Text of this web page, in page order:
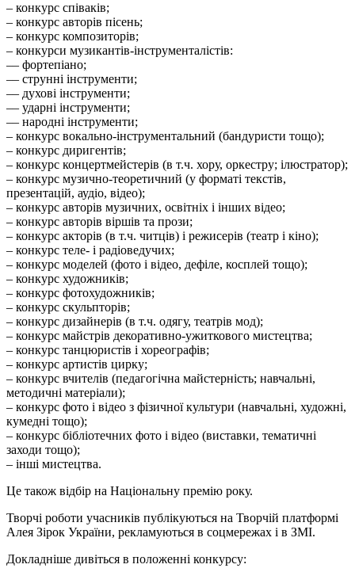
– конкурс співаків;
– конкурс авторів пісень;
– конкурс композиторів;
– конкурси музикантів-інструменталістів:
–– фортепіано;
–– струнні інструменти;
–– духові інструменти;
–– ударні інструменти;
–– народні інструменти;
– конкурс вокально-інструментальний (бандуристи тощо);
– конкурс диригентів;
– конкурс концертмейстерів (в т.ч. хору, оркестру; ілюстратор);
– конкурс музично-теоретичний (у форматі текстів,
презентацій, аудіо, відео);
– конкурс авторів музичних, освітніх і інших відео;
– конкурс авторів віршів та прози;
– конкурс акторів (в т.ч. читців) і режисерів (театр і кіно);
– конкурс теле- і радіоведучих;
– конкурс моделей (фото і відео, дефіле, косплей тощо);
– конкурс художників;
– конкурс фотохудожників;
– конкурс скульпторів;
– конкурс дизайнерів (в т.ч. одягу, театрів мод);
– конкурс майстрів декоративно-ужиткового мистецтва;
– конкурс танцюристів і хореографів;
– конкурс артистів цирку;
– конкурс вчителів (педагогічна майстерність; навчальні,
методичні матеріали);
– конкурс фото і відео з фізичної культури (навчальні, художні,
кумедні тощо);
– конкурс бібліотечних фото і відео (виставки, тематичні
заходи тощо);
– інші мистецтва.
Це також відбір на Національну премію року.
Творчі роботи учасників публікуються на Творчій платформі
Алея Зірок України, рекламуються в соцмережах і в ЗМІ.
Докладніше дивіться в положенні конкурсу: